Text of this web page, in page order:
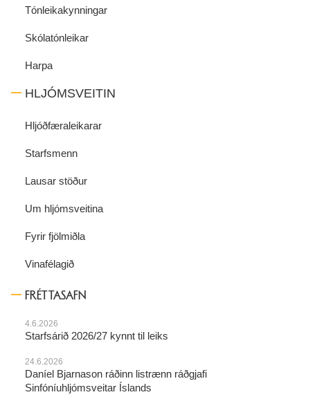
Tónleikakynningar
Skólatónleikar
Harpa
HLJÓMSVEITIN
Hljóðfæraleikarar
Starfsmenn
Lausar stöður
Um hljómsveitina
Fyrir fjölmiðla
Vinafélagið
FRÉTTASAFN
4.6.2026
Starfsárið 2026/27 kynnt til leiks
24.6.2026
Daníel Bjarnason ráðinn listrænn ráðgjafi
Sinfóníuhljómsveitar Íslands